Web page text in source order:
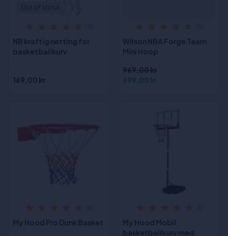
NB kraftig netting for
basketballkurv
169,00 kr
Wilson NBA Forge Team
Mini Hoop
969,00 kr
699,00 kr
My Hood Pro Dunk Basket
My Hood Mobil
basketballkurv med